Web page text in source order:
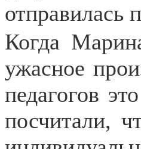
отправилась
Когда
ужасное
педагогов
посчитали,